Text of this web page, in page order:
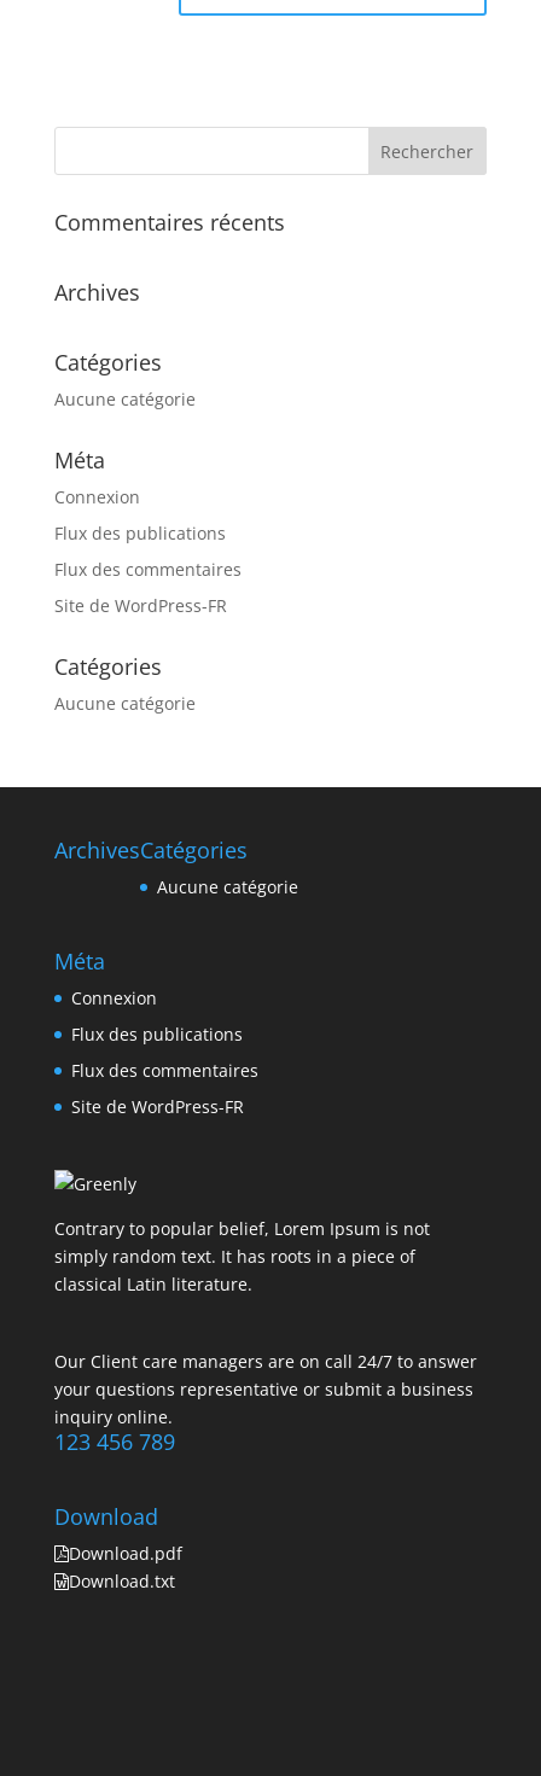
Commentaires récents
Archives
Catégories
Aucune catégorie
Méta
Connexion
Flux des publications
Flux des commentaires
Site de WordPress-FR
Catégories
Aucune catégorie
ArchivesCatégories
Aucune catégorie
Méta
Connexion
Flux des publications
Flux des commentaires
Site de WordPress-FR
Contrary to popular belief, Lorem Ipsum is not
simply random text. It has roots in a piece of
classical Latin literature.
Our Client care managers are on call 24/7 to answer
your questions representative or submit a business
inquiry online.
123 456 789
Download
Download.pdf
Download.txt